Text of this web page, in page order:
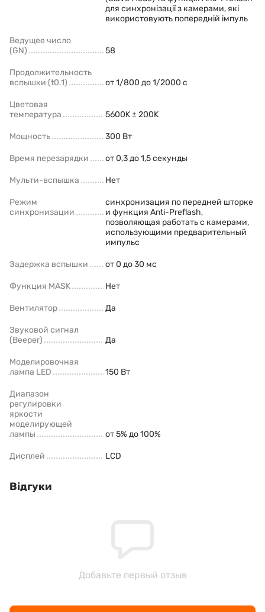
для синхронізації з камерами, які
використовують попередній імпуль
Ведущее число
(GN)
58
Продолжительность
вспышки (t0.1)
от 1/800 до 1/2000 с
Цветовая
температура
5600K ± 200K
Мощность 300 Вт
Время перезарядки от 0,3 до 1,5 секунды
Мульти-вспышка Нет
Режим
синхронизации
синхронизация по передней шторке
и функция Anti-Preflash,
позволяющая работать с камерами,
использующими предварительный
импульс
Задержка вспышки от 0 до 30 мс
Функция MASK Нет
Вентилятор Да
Звуковой сигнал
(Beeper)
Да
Моделировочная
лампа LED
150 Вт
Диапазон
регулировки
яркости
моделирующей
лампы
от 5% до 100%
Дисплей LCD
Відгуки
Добавьте первый отзыв